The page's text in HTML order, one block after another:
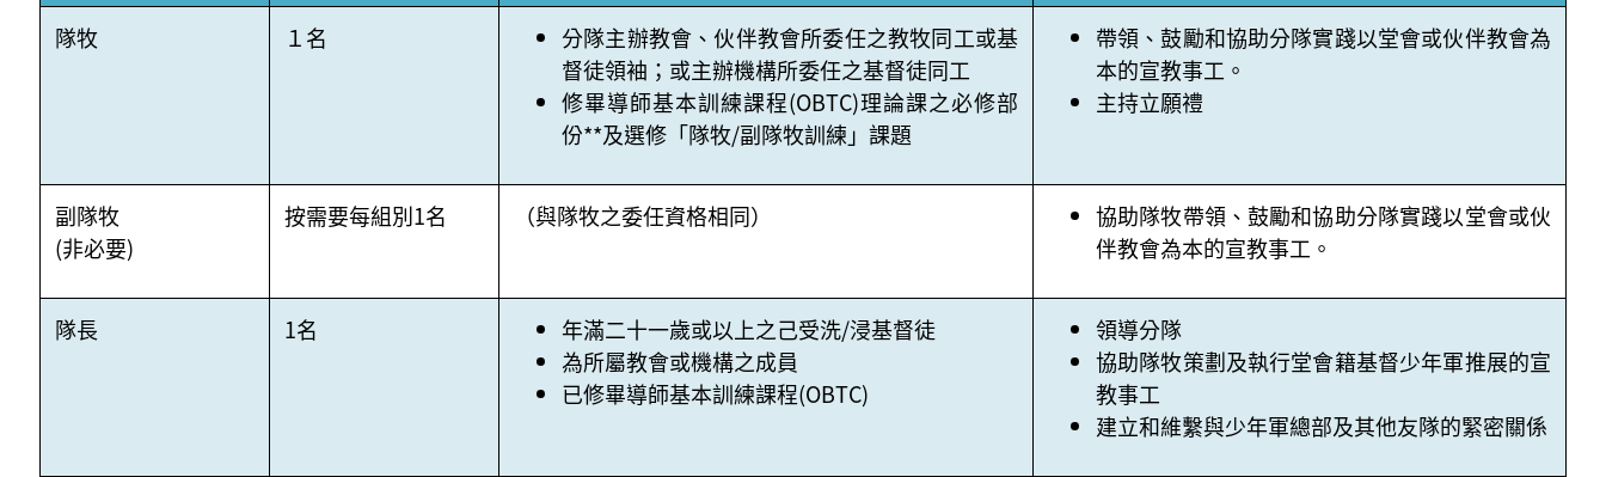
隊牧
１名
分隊主辦教會、伙伴教會所委任之教牧同工或基
督徒領袖；或主辦機構所委任之基督徒同工
修畢導師基本訓練課程(OBTC)理論課之必修部
份**及選修「隊牧/副隊牧訓練」課題
帶領、鼓勵和協助分隊實踐以堂會或伙伴教會為
本的宣教事工。
主持立願禮
副隊牧
(非必要)
按需要每組別1名 （與隊牧之委任資格相同）
協助隊牧帶領、鼓勵和協助分隊實踐以堂會或伙
伴教會為本的宣教事工。
隊長 1名
年滿二十一歲或以上之己受洗/浸基督徒
為所屬教會或機構之成員
已修畢導師基本訓練課程(OBTC)
領導分隊
協助隊牧策劃及執行堂會籍基督少年軍推展的宣
教事工
建立和維繫與少年軍總部及其他友隊的緊密關係